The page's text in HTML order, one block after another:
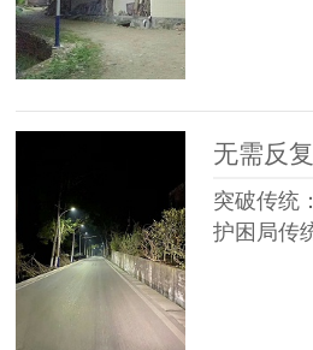
突破传统
护困局传